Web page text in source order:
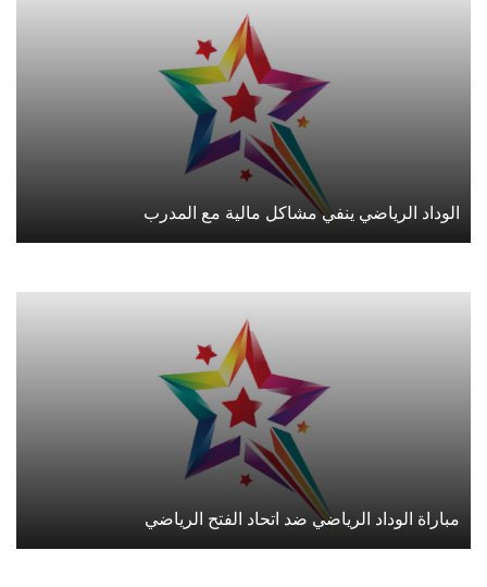
الوداد الرياضي ينفي مشاكل مالية مع المدرب
مباراة الوداد الرياضي ضد اتحاد الفتح الرياضي